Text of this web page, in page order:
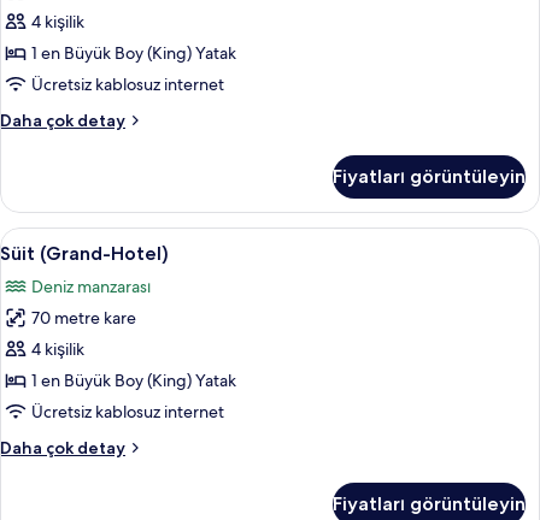
tüm
fotoğrafları
görün
4 kişilik
1 en Büyük Boy (King) Yatak
Ücretsiz kablosuz internet
Daha çok detay
Süit
daha
fazla
detay
Fiyatları görüntüleyin
Süit
(Grand-
Hotel)
için
tüm
fotoğrafları
görün
Süit (Grand-Hotel) | Mısır pamuklu
6
Süit (Grand-Hotel)
Deniz manzarası
70 metre kare
4 kişilik
1 en Büyük Boy (King) Yatak
Ücretsiz kablosuz internet
Daha çok detay
Süit
Fiyatları görüntüleyin